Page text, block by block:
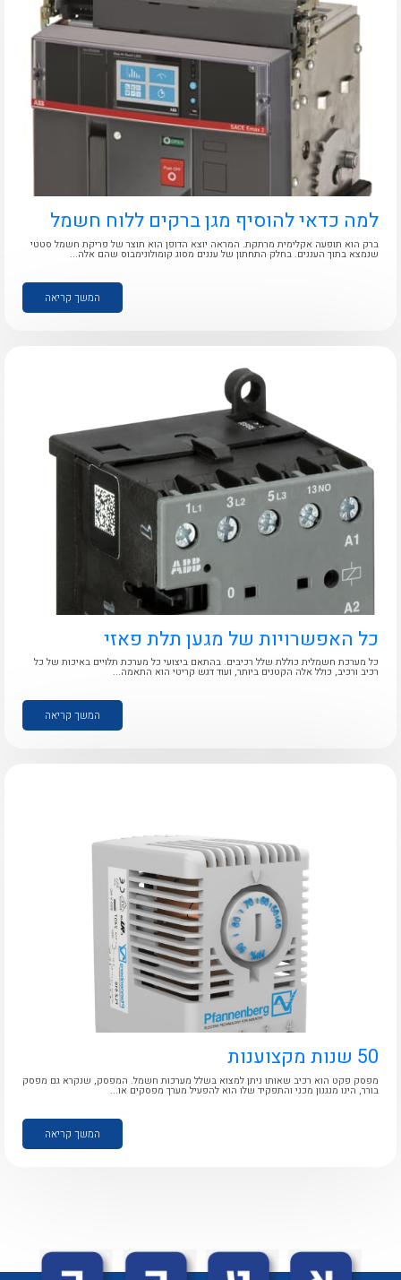
נקודות מכירה
הצוות שלנו
שאלות ותשובות
שירותי תמיכה
אודות
About Ateka Ltd.
לכל מוצרי היצרן
למה כדאי להוסיף מגן ברקים ללוח חשמל
ברק הוא תופעה אקלימית מרתקת. המראה יוצא הדופן הוא תוצר של פריקת חשמל סטטי
שנמצא בתוך העננים. בחלק התחתון של עננים מסוג קומולונימבוס שהם אלה...
המשך קריאה
כל האפשרויות של מגען תלת פאזי
כל מערכת חשמלית כוללת שלל רכיבים. בהתאם ביצועי כל מערכת תלויים באיכות של כל
רכיב ורכיב, כולל אלה הקטנים ביותר, ועוד דגש קריטי הוא התאמה...
המשך קריאה
50 שנות מקצוענות
מפסק פקט הוא רכיב שאותו ניתן למצוא בשלל מערכות חשמל. המפסק, שנקרא גם מפסק
בורר, הינו מנגנון מכני והתפקיד שלו הוא להפעיל מערך מפסקים או...
המשך קריאה